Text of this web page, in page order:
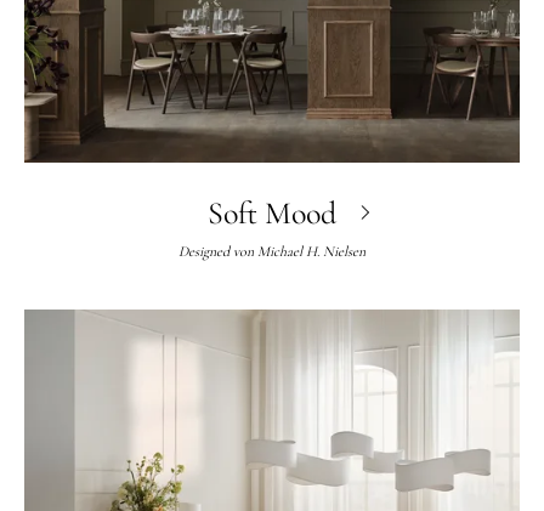
Soft Mood
Designed von Michael H. Nielsen